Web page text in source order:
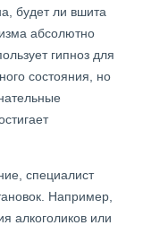
будет ли вшита
абсолютно
гипноз для
состояния, но
специалист
Например,
алкоголиков или